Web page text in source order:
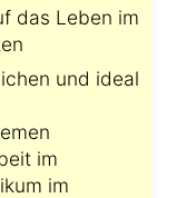
das Leben im
und ideal
im
im